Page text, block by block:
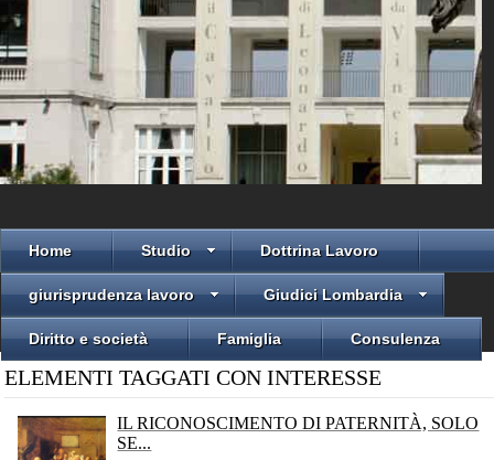
Home Studio Dottrina Lavoro
giurisprudenza lavoro Giudici Lombardia
Diritto e società Famiglia Consulenza
ELEMENTI TAGGATI CON INTERESSE
IL RICONOSCIMENTO DI PATERNITÀ, SOLO
SE...